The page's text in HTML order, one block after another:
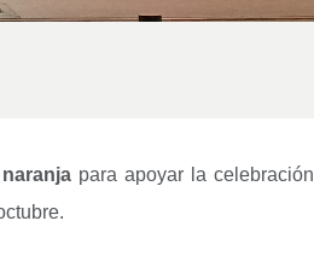
para apoyar la